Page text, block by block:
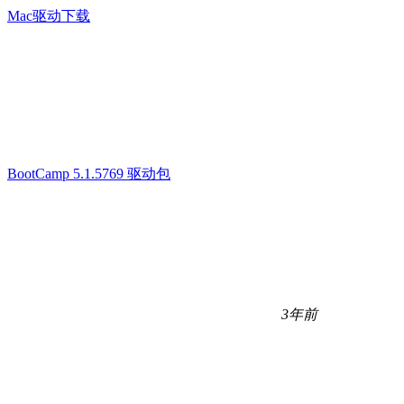
Mac驱动下载
BootCamp 5.1.5769 驱动包
3年前